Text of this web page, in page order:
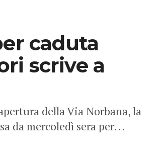
caduta
scrive a
della Via Norbana, la
da mercoledì sera per...